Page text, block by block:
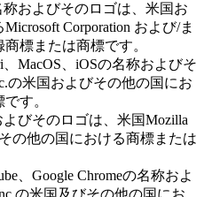
称およびそのロゴは、米国お
Corporation および/ま
標または商標です。
、MacOS、iOSの名称およびそ
の米国およびその他の国にお
す。
びそのロゴは、米国Mozilla
の他の国における商標または
、Google Chromeの名称およ